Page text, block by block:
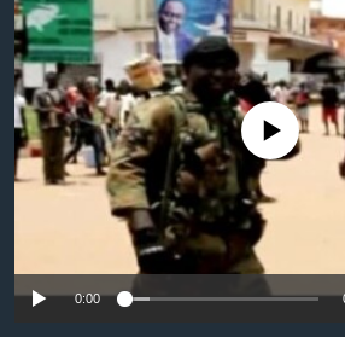
ເອເຊຍ
ອິດສະຫຼະພາບດ້ານການຂ່າວ
ຊີວິດຊາວລາວ
ຊຸມຊົນຊາວລາວ
ວິທະຍາສາດ-ເທັກໂນໂລຈີ
ພາສາອັງກິດ
No media source
0:00